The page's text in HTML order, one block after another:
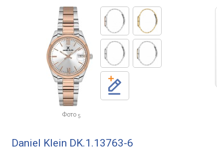
Фото 5
Daniel Klein DK.1.13763-6